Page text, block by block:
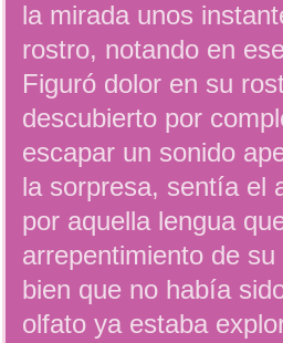
la mirada unos
rostro, notando en
Figuró dolor en su
descubierto por
escapar un sonido
la sorpresa, sentía el
por aquella lengua
arrepentimiento de
bien que no había
olfato ya estaba